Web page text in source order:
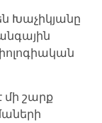
Խաչիկյանը
մի շարք